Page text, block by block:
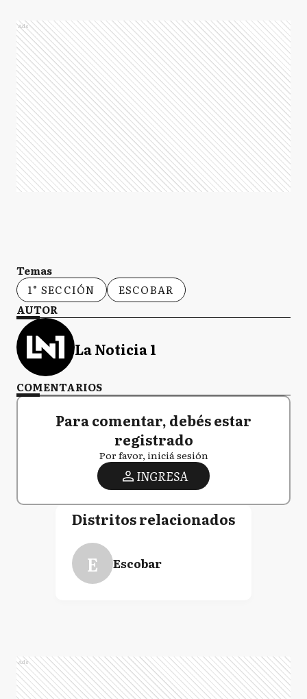
Ads
Temas
1° SECCIÓN
ESCOBAR
AUTOR
La Noticia 1
COMENTARIOS
Para comentar, debés estar
registrado
Por favor, iniciá sesión
INGRESA
Distritos relacionados
E Escobar
Ads